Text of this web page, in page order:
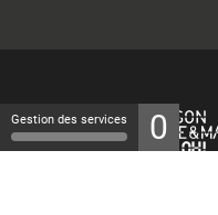
Gestion des services 0